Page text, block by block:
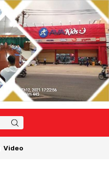
Video